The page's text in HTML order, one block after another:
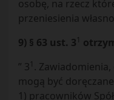
osobę, na rzecz
przeniesienia
9) § 63 ust. 3 1
” 3 1 .
mogą być
1) pracowników